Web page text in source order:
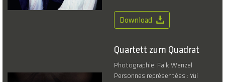
Download
Quartett zum Quadrat
Photographie: Falk Wenzel
Personnes représentées : Yui